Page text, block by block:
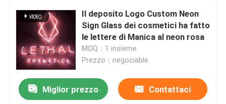
Il deposito Logo Custom Neon
Sign Glass dei cosmetici ha fatto
le lettere di Manica al neon rosa
MOQ：1 insieme
Prezzo：negociable
Miglior prezzo Contattaci